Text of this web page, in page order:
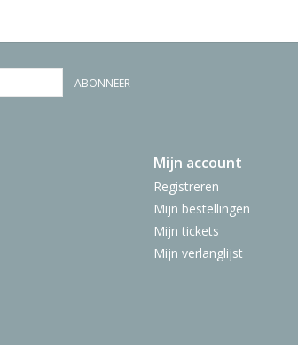
ABONNEER
Mijn account
Registreren
Mijn bestellingen
Mijn tickets
Mijn verlanglijst